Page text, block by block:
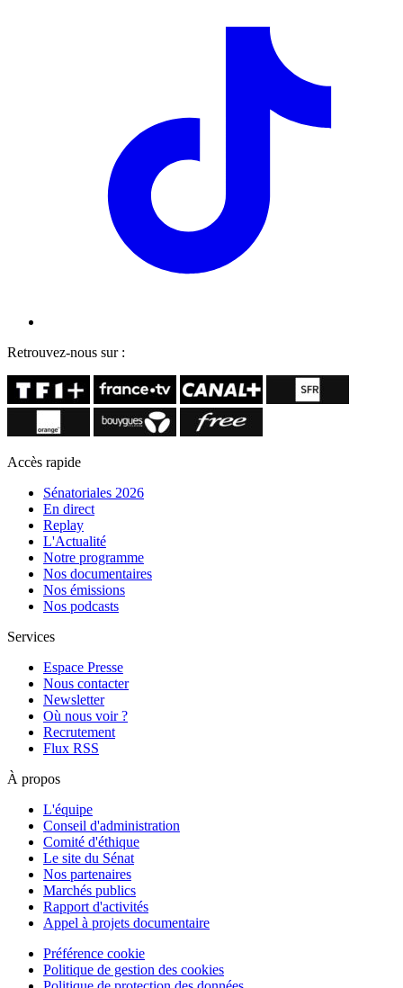
Retrouvez-nous sur :
Accès rapide
Sénatoriales 2026
En direct
Replay
L'Actualité
Notre programme
Nos documentaires
Nos émissions
Nos podcasts
Services
Espace Presse
Nous contacter
Newsletter
Où nous voir ?
Recrutement
Flux RSS
À propos
L'équipe
Conseil d'administration
Comité d'éthique
Le site du Sénat
Nos partenaires
Marchés publics
Rapport d'activités
Appel à projets documentaire
Préférence cookie
Politique de gestion des cookies